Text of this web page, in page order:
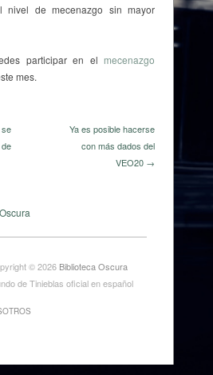
nivel de mecenazgo sin mayor
participar en el mecenazgo
mes.
Ya es posible hacerse
con más dados del
VEO20 →
© 2026 Biblioteca Oscura
de Tinieblas oficial en español